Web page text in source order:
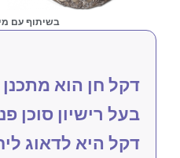
בשיתוף עם
דקל חן הוא מתכנן
בעל רישיון סוכן
דקל היא לדאוג